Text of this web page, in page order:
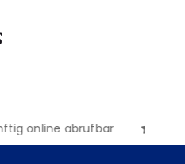
online abrufbar